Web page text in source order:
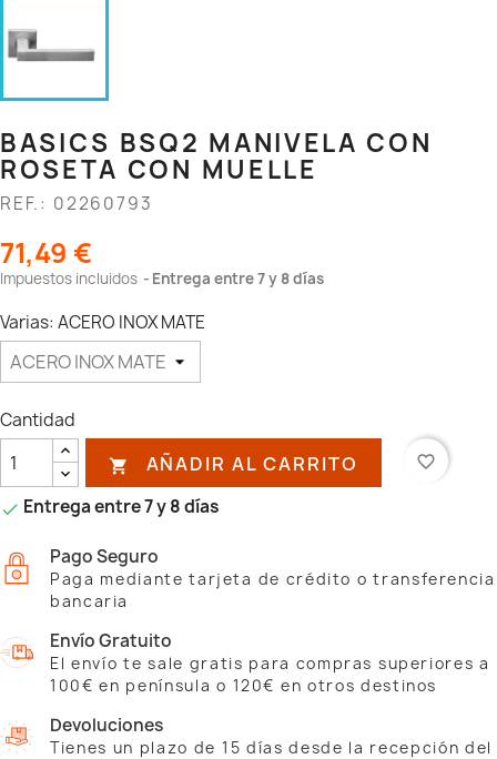
BASICS BSQ2 MANIVELA CON
ROSETA CON MUELLE
REF.: 02260793
71,49 €
Impuestos incluidos Entrega entre 7 y 8 días
Varias: ACERO INOX MATE
Cantidad
 AÑADIR AL CARRITO favorite_border
 Entrega entre 7 y 8 días
Pago Seguro
Paga mediante tarjeta de crédito o transferencia
bancaria
Envío Gratuito
El envío te sale gratis para compras superiores a
100€ en península o 120€ en otros destinos
Devoluciones
Tienes un plazo de 15 días desde la recepción del